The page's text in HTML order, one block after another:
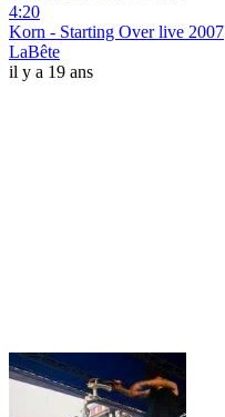
4:20
Korn - Starting Over live 2007
LaBête
il y a 19 ans